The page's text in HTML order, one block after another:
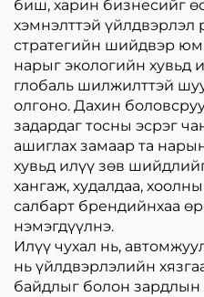
биш, харин бизнесийг
хэмнэлттэй үйлдвэрлэл
стратегийн шийдвэр
нарыг экологийн хувьд
глобаль шилжилттэй
олгоно. Дахин
задардаг тосны эсрэг
ашиглах замаар та
хувьд илүү зөв
хангаж, худалдаа,
салбарт брендийнхаа
нэмэгдүүлнэ.
Илүү чухал нь,
нь үйлдвэрлэлийн
байдлыг болон зардлын